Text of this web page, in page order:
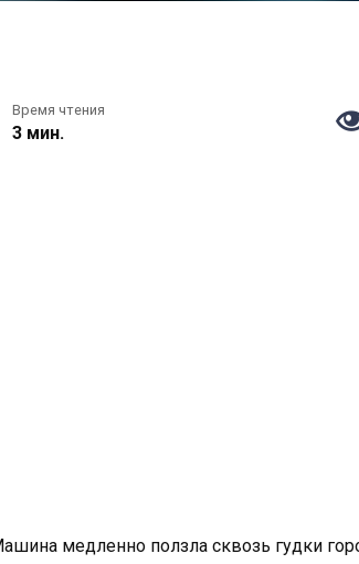
Время чтения
3 мин.
медленно ползла сквозь гудки